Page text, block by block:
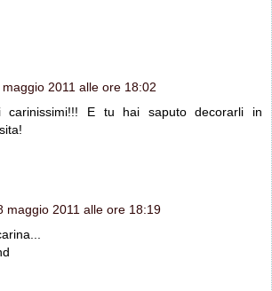
maggio 2011 alle ore 18:02
carinissimi!!! E tu hai saputo decorarli in
maggio 2011 alle ore 18:19